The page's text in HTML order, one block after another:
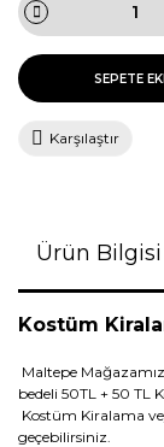
SEPETE
Karşılaştır
Ürün Bilgisi
Kostüm
Maltepe
bedeli 50TL + 50 TL
Kostüm Kiralama
geçebilirsiniz.